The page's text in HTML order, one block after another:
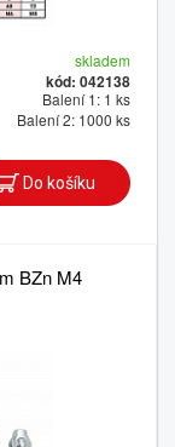
skladem
kód: 042138
Balení 1: 1 ks
Balení 2: 1000 ks
BZn M4